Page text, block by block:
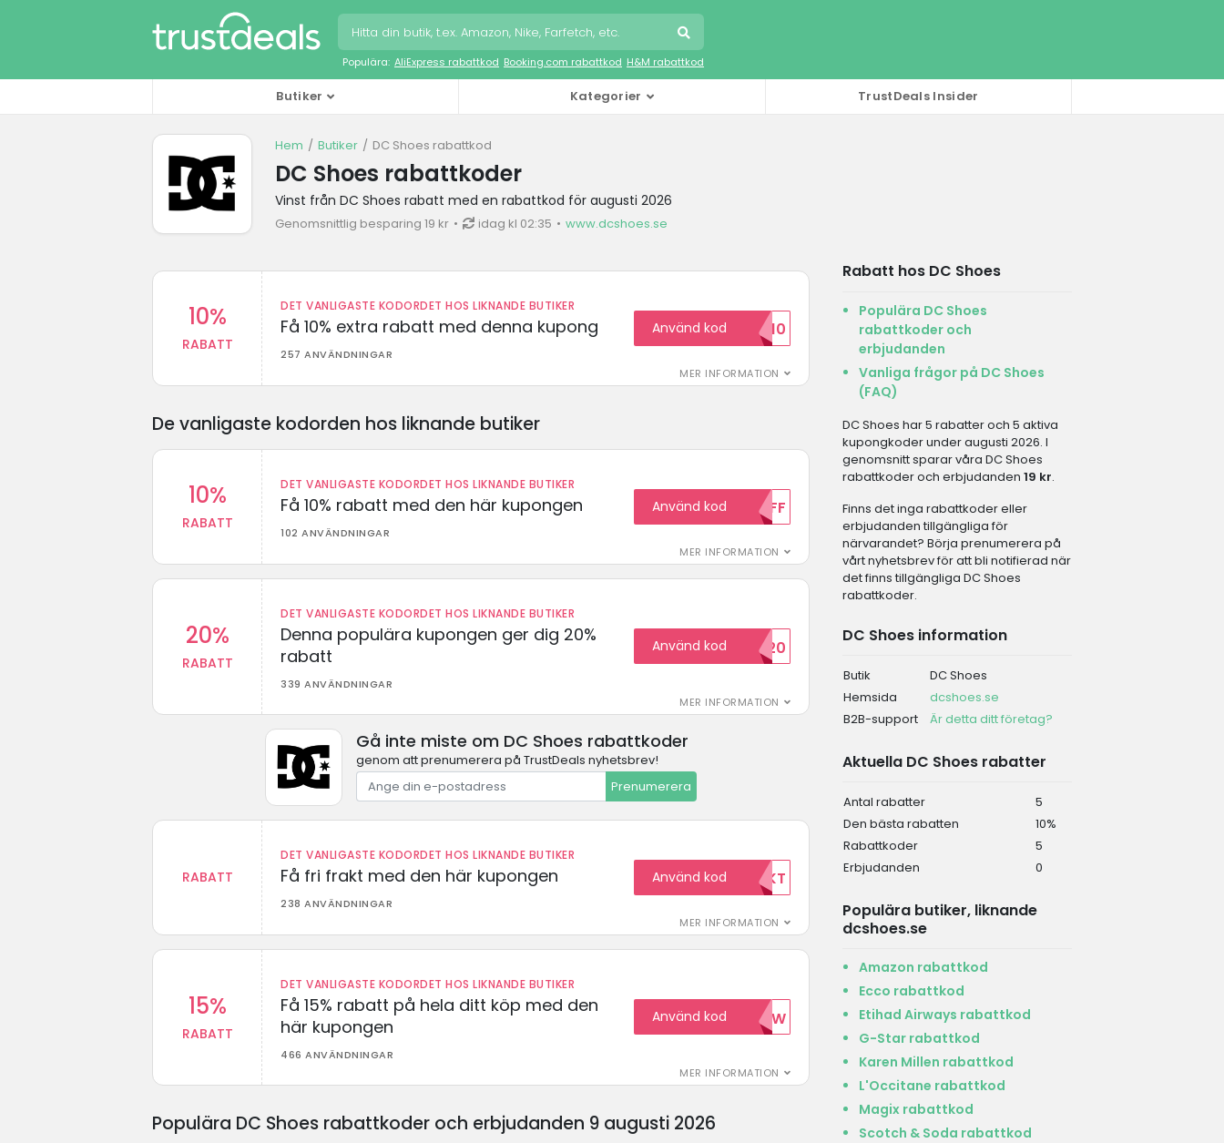
Populära: AliExpress rabattkod Booking.com rabattkod H&M rabattkod
Butiker Kategorier TrustDeals Insider
Hem Butiker DC Shoes rabattkod
DC Shoes rabattkoder
Vinst från DC Shoes rabatt med en rabattkod för augusti 2026
Genomsnittlig besparing 19 kr idag kl 02:35 www.dcshoes.se
10%
RABATT
DET VANLIGASTE KODORDET HOS LIKNANDE BUTIKER
Få 10% extra rabatt med denna kupong
257 ANVÄNDNINGAR
MER INFORMATION
Använd kod
VILKOMMEN10
De vanligaste kodorden hos liknande butiker
10%
RABATT
DET VANLIGASTE KODORDET HOS LIKNANDE BUTIKER
Få 10% rabatt med den här kupongen
102 ANVÄNDNINGAR
MER INFORMATION
Använd kod 10OFF
20%
RABATT
DET VANLIGASTE KODORDET HOS LIKNANDE BUTIKER
Denna populära kupongen ger dig 20%
rabatt
339 ANVÄNDNINGAR
MER INFORMATION
Använd kodHELLO20
Gå inte miste om DC Shoes rabattkoder
genom att prenumerera på TrustDeals nyhetsbrev!
Prenumerera
RABATT
DET VANLIGASTE KODORDET HOS LIKNANDE BUTIKER
Få fri frakt med den här kupongen
238 ANVÄNDNINGAR
MER INFORMATION
Använd kodFRIFRAKT
15%
RABATT
DET VANLIGASTE KODORDET HOS LIKNANDE BUTIKER
Få 15% rabatt på hela ditt köp med den
här kupongen
466 ANVÄNDNINGAR
MER INFORMATION
Använd kod 15NOW
Rabatt hos DC Shoes
Populära DC Shoes
rabattkoder och
erbjudanden
Vanliga frågor på DC Shoes
(FAQ)
DC Shoes har 5 rabatter och 5 aktiva
kupongkoder under augusti 2026. I
genomsnitt sparar våra DC Shoes
rabattkoder och erbjudanden 19 kr.
Finns det inga rabattkoder eller
erbjudanden tillgängliga för
närvarandet? Börja prenumerera på
vårt nyhetsbrev för att bli notifierad när
det finns tillgängliga DC Shoes
rabattkoder.
DC Shoes information
Butik
DC Shoes
Hemsida
dcshoes.se
B2B-support
Är detta ditt företag?
Aktuella DC Shoes rabatter
Antal rabatter
5
Den bästa rabatten
10%
Rabattkoder
5
Erbjudanden
0
Populära butiker, liknande
dcshoes.se
Amazon rabattkod
Ecco rabattkod
Etihad Airways rabattkod
G-Star rabattkod
Karen Millen rabattkod
L'Occitane rabattkod
Magix rabattkod
Scotch & Soda rabattkod
Populära DC Shoes rabattkoder och erbjudanden 9 augusti 2026